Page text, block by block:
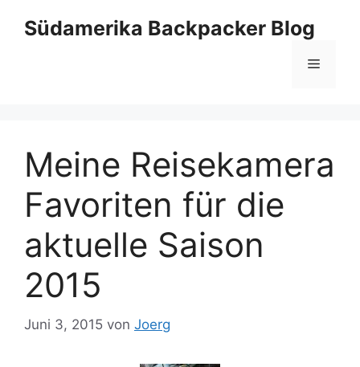
InhaltSüdamerika Backpacker Blog
Menü
Meine Reisekamera
Favoriten für die
aktuelle Saison
2015
Juni 3, 2015 von Joerg